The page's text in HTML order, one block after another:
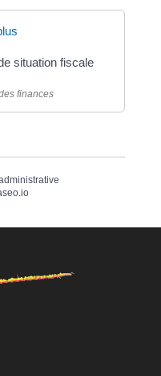
situation fiscale
finances